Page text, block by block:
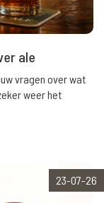
ale
vragen over wat
weer het
23-07-26